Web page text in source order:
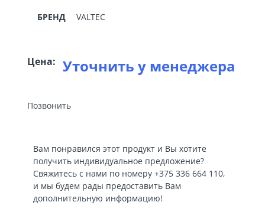
БРЕНД VALTEC
Цена: Уточнить у менеджера
Позвонить
Вам понравился этот продукт и Вы хотите
получить индивидуальное предложение?
Свяжитесь с нами по номеру +375 336 664 110,
и мы будем рады предоставить Вам
дополнительную информацию!